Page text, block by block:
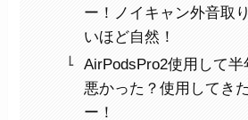
ー！ノイキャン外音取
いほど自然！
AirPodsPro2使用して
悪かった？使用してき
ー！